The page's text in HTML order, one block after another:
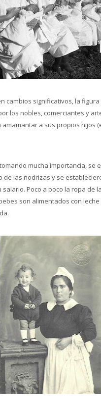
cambios significativos, la
los nobles, comerciantes y
a sus propios hijos
mucha importancia, se
de las nodrizas y se
Poco a poco la ropa de
son alimentados con